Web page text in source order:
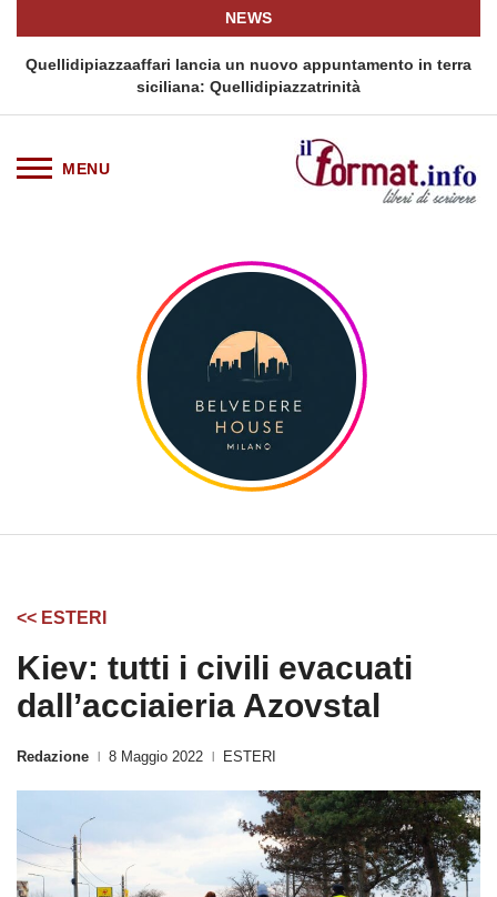
NEWS
Quellidipiazzaaffari lancia un nuovo appuntamento in terra
siciliana: Quellidipiazzatrinità
<< ESTERI
Kiev: tutti i civili evacuati
dall’acciaieria Azovstal
Redazione 8 Maggio 2022 ESTERI